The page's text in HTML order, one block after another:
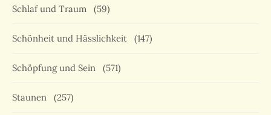
Schlaf und Traum (59)
Schönheit und Hässlichkeit (147)
Schöpfung und Sein (571)
Staunen (257)